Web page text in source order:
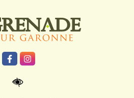
Lien vers le compte Facebook
Lien vers le compte